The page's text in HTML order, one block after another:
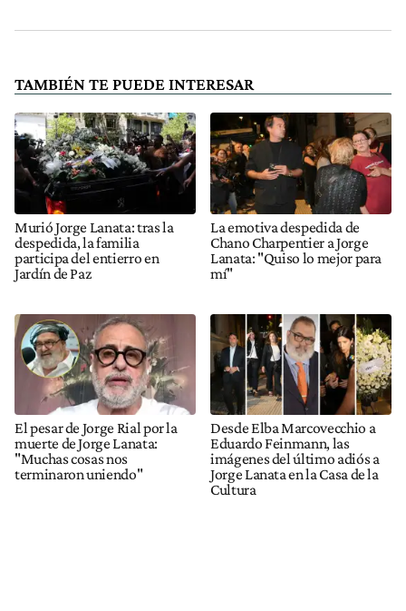
TAMBIÉN TE PUEDE INTERESAR
Murió Jorge Lanata: tras la
despedida, la familia
participa del entierro en
Jardín de Paz
La emotiva despedida de
Chano Charpentier a Jorge
Lanata: "Quiso lo mejor para
mí"
El pesar de Jorge Rial por la
muerte de Jorge Lanata:
"Muchas cosas nos
terminaron uniendo"
Desde Elba Marcovecchio a
Eduardo Feinmann, las
imágenes del último adiós a
Jorge Lanata en la Casa de la
Cultura